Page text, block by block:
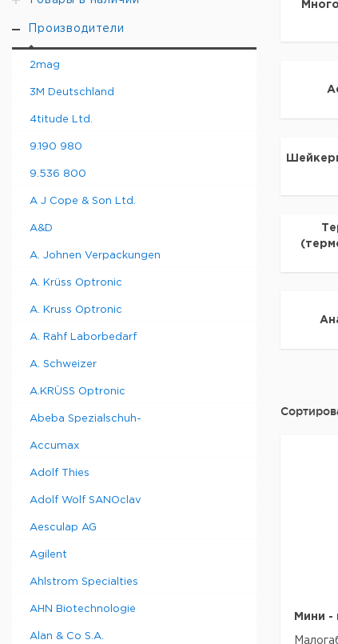
Производители
2mag
3M Deutschland
4titude Ltd.
9.190 980
9.536 800
A J Cope & Son Ltd.
A&D
A. Johnen Verpackungen
A. Krüss Optronic
A. Kruss Optronic
A. Rahf Laborbedarf
A. Schweizer
A.KRÜSS Optronic
Abeba Spezialschuh-
Accumax
Adolf Thies
Adolf Wolf SANOclav
Aesculap AG
Agilent
Ahlstrom Specialties
AHN Biotechnologie
Alan & Co S.A.
Мини -